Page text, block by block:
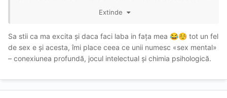
foloseste Mangleala ca ai 3 fire de par pe pula , si nu iti
Extinde
Sa stii ca ma excita și daca faci laba in fața mea 😂☺️ tot un fel
de sex e și acesta, îmi place ceea ce unii numesc «sex mental»
– conexiunea profundă, jocul intelectual și chimia psihologică.